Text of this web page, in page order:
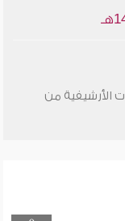
الأرشيفية من